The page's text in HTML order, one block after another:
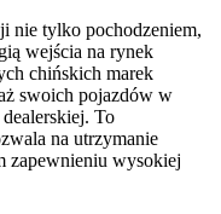
nie tylko pochodzeniem,
wejścia na rynek
chińskich marek
swoich pojazdów w
To
na utrzymanie
zapewnieniu wysokiej